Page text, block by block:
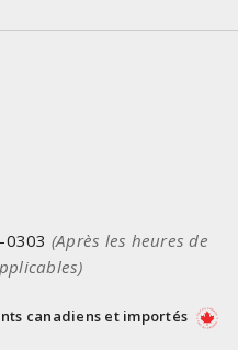
0303 (Après les heures de
canadiens et importés